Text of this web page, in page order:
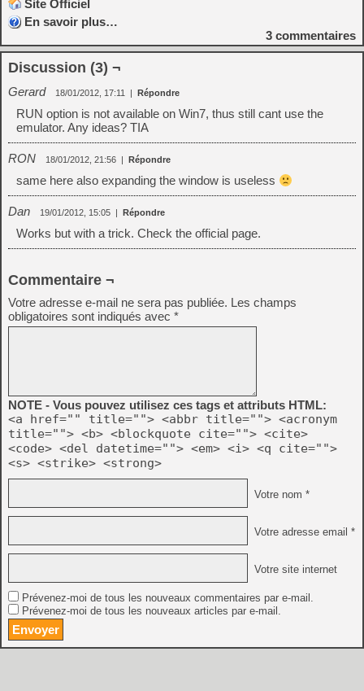
Site Officiel
En savoir plus…
3 commentaires
Discussion (3) ¬
Gerard 18/01/2012, 17:11 | Répondre
RUN option is not available on Win7, thus still cant use the
emulator. Any ideas? TIA
RON 18/01/2012, 21:56 | Répondre
same here also expanding the window is useless
Dan 19/01/2012, 15:05 | Répondre
Works but with a trick. Check the official page.
Commentaire ¬
Votre adresse e-mail ne sera pas publiée. Les champs
obligatoires sont indiqués avec *
NOTE - Vous pouvez utilisez ces tags et attributs HTML:
<a href="" title=""> <abbr title=""> <acronym
title=""> <b> <blockquote cite=""> <cite>
<code> <del datetime=""> <em> <i> <q cite="">
<s> <strike> <strong>
Votre nom *
Votre adresse email *
Votre site internet
Prévenez-moi de tous les nouveaux commentaires par e-mail.
Prévenez-moi de tous les nouveaux articles par e-mail.